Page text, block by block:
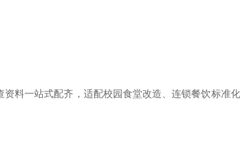
料一站式配齐，适配校园食堂改造、连锁餐饮标准